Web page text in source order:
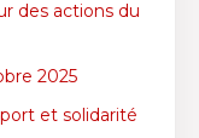
des actions du
2025
et solidarité